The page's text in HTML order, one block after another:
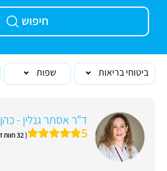
חיפוש
ביטוחי בריאות שפות
ד"ר אסתר גנלין - כהן
5 ( 32 חוות דעת )